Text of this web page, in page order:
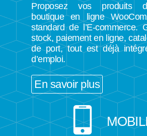
Proposez vos produits
boutique en ligne
standard de l’E-commerce.
stock, paiement en ligne,
de port, tout est déjà
d’emploi.
En savoir plus